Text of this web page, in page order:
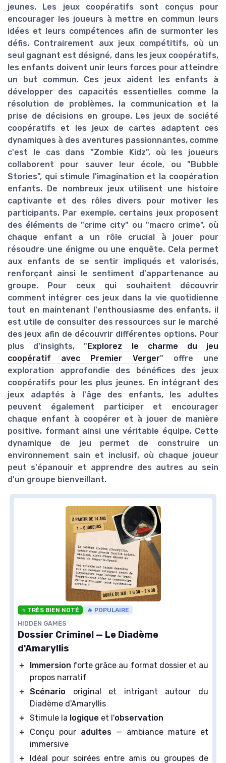
jeunes. Les jeux coopératifs sont conçus pour
encourager les joueurs à mettre en commun leurs
idées et leurs compétences afin de surmonter les
défis. Contrairement aux jeux compétitifs, où un
seul gagnant est désigné, dans les jeux coopératifs,
les enfants doivent unir leurs forces pour atteindre
un but commun. Ces jeux aident les enfants à
développer des capacités essentielles comme la
résolution de problèmes, la communication et la
prise de décisions en groupe. Les jeux de société
coopératifs et les jeux de cartes adaptent ces
dynamiques à des aventures passionnantes, comme
c'est le cas dans "Zombie Kidz", où les joueurs
collaborent pour sauver leur école, ou "Bubble
Stories", qui stimule l'imagination et la coopération
enfants. De nombreux jeux utilisent une histoire
captivante et des rôles divers pour motiver les
participants. Par exemple, certains jeux proposent
des éléments de "crime city" ou "macro crime", où
chaque enfant a un rôle crucial à jouer pour
résoudre une énigme ou une enquête. Cela permet
aux enfants de se sentir impliqués et valorisés,
renforçant ainsi le sentiment d'appartenance au
groupe. Pour ceux qui souhaitent découvrir
comment intégrer ces jeux dans la vie quotidienne
tout en maintenant l'enthousiasme des enfants, il
est utile de consulter des ressources sur le marché
des jeux afin de découvrir différentes options. Pour
plus d'insights, "Explorez le charme du jeu
coopératif avec Premier Verger" offre une
exploration approfondie des bénéfices des jeux
coopératifs pour les plus jeunes. En intégrant des
jeux adaptés à l'âge des enfants, les adultes
peuvent également participer et encourager
chaque enfant à coopérer et à jouer de manière
positive, formant ainsi une véritable équipe. Cette
dynamique de jeu permet de construire un
environnement sain et inclusif, où chaque joueur
peut s'épanouir et apprendre des autres au sein
d'un groupe bienveillant.
⭐ TRÈS BIEN NOTÉ 🔥 POPULAIRE
HIDDEN GAMES
Dossier Criminel — Le Diadème
d'Amaryllis
＋ Immersion forte grâce au format dossier et au
propos narratif
＋ Scénario original et intrigant autour du
Diadème d'Amaryllis
＋ Stimule la logique et l'observation
＋
Conçu pour adultes — ambiance mature et
immersive
＋
Idéal pour soirées entre amis ou groupes de